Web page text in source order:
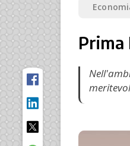
Prima